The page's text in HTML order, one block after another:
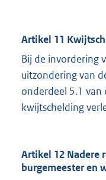
Artikel 11
Bij de invordering
uitzondering van
onderdeel 5.1 van
kwijtschelding
Artikel 12 Nadere
burgemeester en